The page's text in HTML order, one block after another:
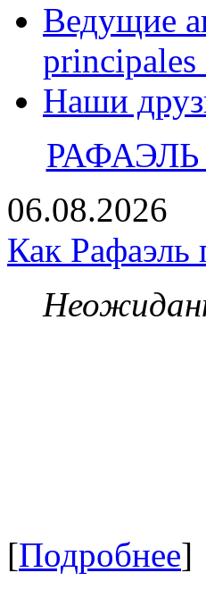
Ведущие
principales
Наши
РАФАЭЛЬ
06.08.2026
Как Рафаэль
[Подробнее]